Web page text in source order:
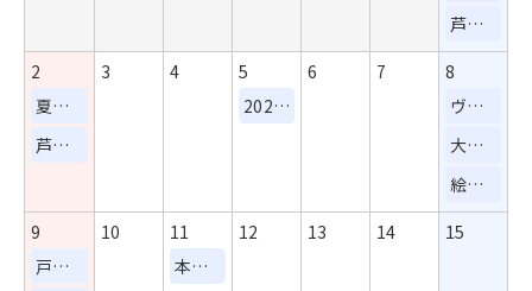
芦屋サマーカーニバル
2
夏休み企画 文学館を楽しむ講座
芦響サマーコンサート
3 4
5
2026年8月5日～9月6日 【芦屋】柔らかな光と静けさに包まれる。戸上恭子さんの絵画展
6 7
8
ヴァイオリン・フルート・ヴィオラが織りなす美しいハーモニー。「公民館音楽会 Trio Esperanza」
大江千里 ソロコンサート2026年夏 「ふたつの宿題」
絵具ってどうやってできるの？自分だけの絵具づくりを体験できるワークショップ
9
戸上恭子さんと季節の花を描くワークショップが谷崎潤一郎記念館で開催
10
11
本でつながる広がる 親子でPOP作り
12 13 14 15